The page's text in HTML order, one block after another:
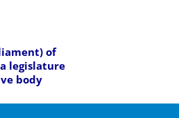
of
legislature
body